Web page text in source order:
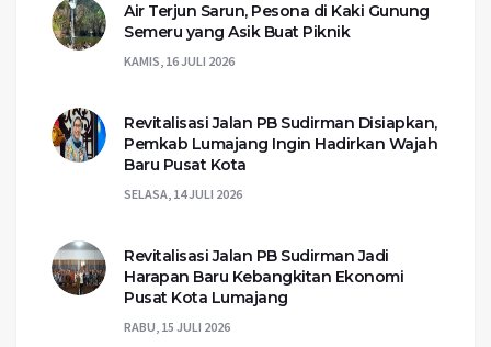
Air Terjun Sarun, Pesona di Kaki Gunung
Semeru yang Asik Buat Piknik
KAMIS, 16 JULI 2026
Revitalisasi Jalan PB Sudirman Disiapkan,
Pemkab Lumajang Ingin Hadirkan Wajah
Baru Pusat Kota
SELASA, 14 JULI 2026
Revitalisasi Jalan PB Sudirman Jadi
Harapan Baru Kebangkitan Ekonomi
Pusat Kota Lumajang
RABU, 15 JULI 2026